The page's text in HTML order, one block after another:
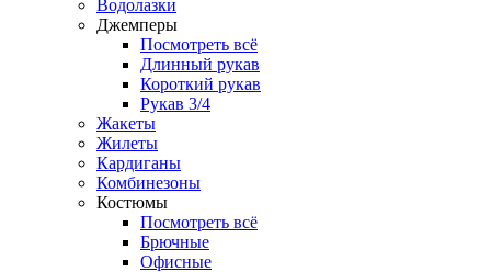
Водолазки
Джемперы
Посмотреть всё
Длинный рукав
Короткий рукав
Рукав 3/4
Жакеты
Жилеты
Кардиганы
Комбинезоны
Костюмы
Посмотреть всё
Брючные
Офисные